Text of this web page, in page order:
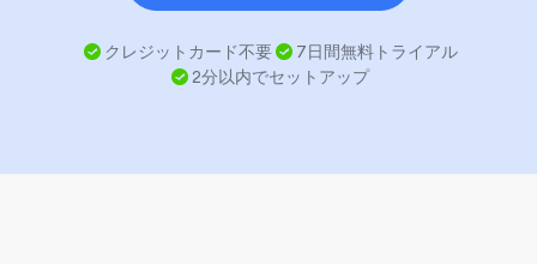
クレジットカード不要
7日間無料トライアル
2分以内でセットアップ